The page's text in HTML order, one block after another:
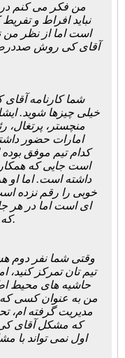
من فکر می کنم در
نباید افراط و
است اما از نظر من
آقای کی روش
شما کارنامه
خیلی چیزها شوید.
منچستر، پرتغال،
امارات حضور
کدام تیم موفق
است جایی که
داشته است. اما او
خوبی را رقم نزده
ای است اما در هر
که به نظر من به دلیل مدیریت است.
وقتی شما نفر دوم
تیم تان تمرکز کنید،
حاشیه های محیط
من به عنوان کسی
مدیریت گرفته ام،
که مشکل آقای
اول نمی تواند با